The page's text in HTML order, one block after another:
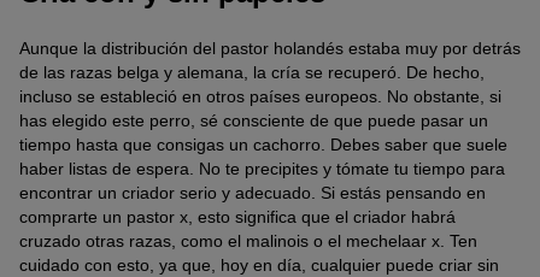
Aunque la distribución del pastor holandés estaba muy por detrás
de las razas belga y alemana, la cría se recuperó. De hecho,
incluso se estableció en otros países europeos. No obstante, si
has elegido este perro, sé consciente de que puede pasar un
tiempo hasta que consigas un cachorro. Debes saber que suele
haber listas de espera. No te precipites y tómate tu tiempo para
encontrar un criador serio y adecuado. Si estás pensando en
comprarte un pastor x, esto significa que el criador habrá
cruzado otras razas, como el malinois o el mechelaar x. Ten
cuidado con esto, ya que, hoy en día, cualquier puede criar sin